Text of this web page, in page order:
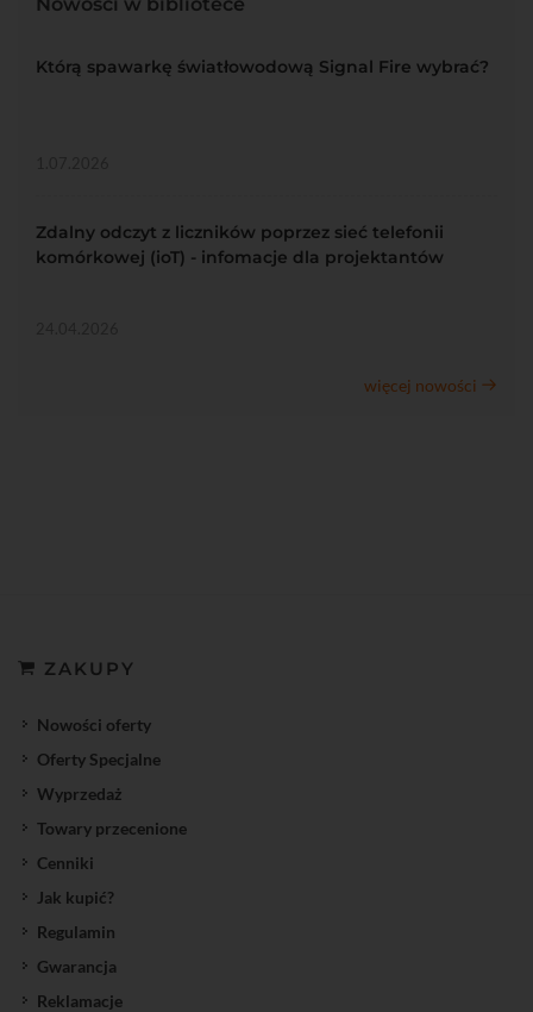
Którą spawarkę światłowodową Signal Fire wybrać?
Zdalny odczyt z liczników poprzez sieć telefonii
komórkowej (ioT) - infomacje dla projektantów
więcej nowości
ZAKUPY
Nowości oferty
Oferty Specjalne
Wyprzedaż
Towary przecenione
Cenniki
Jak kupić?
Regulamin
Gwarancja
Reklamacje